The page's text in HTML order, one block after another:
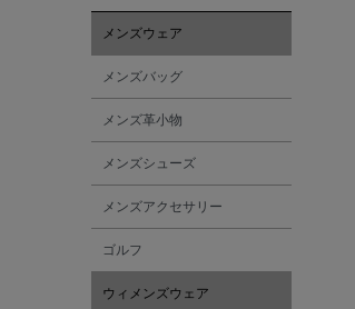
ADVISORY BOARD
CRYSTALS
AKIKO OGAWA.
ALBERT THURSTON
メンズウェア
メンズバッグ
メンズ革小物
メンズシューズ
メンズアクセサリー
ゴルフ
ウィメンズウェア